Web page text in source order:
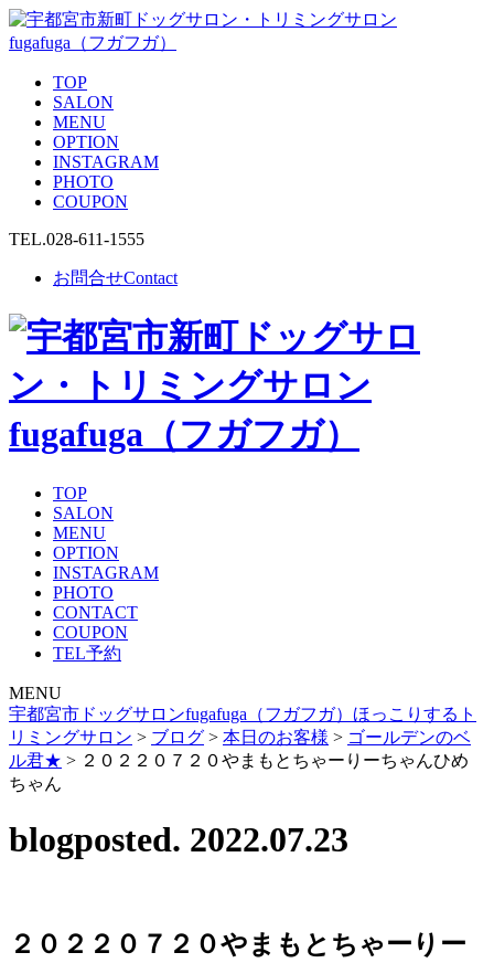
TOP
SALON
MENU
OPTION
INSTAGRAM
PHOTO
COUPON
TEL.028-611-1555
お問合せContact
TOP
SALON
MENU
OPTION
INSTAGRAM
PHOTO
CONTACT
COUPON
TEL予約
MENU
宇都宮市ドッグサロンfugafuga（フガフガ）ほっこりするト
リミングサロン > ブログ > 本日のお客様 > ゴールデンのベ
ル君★ > ２０２２０７２０やまもとちゃーりーちゃんひめ
ちゃん
blogposted. 2022.07.23
２０２２０７２０やまもとちゃーりー